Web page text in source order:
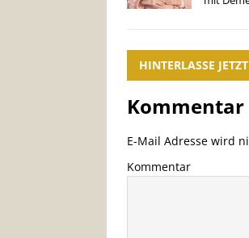
HINTERLASSE
E-Mail Adresse wird
Kommentar